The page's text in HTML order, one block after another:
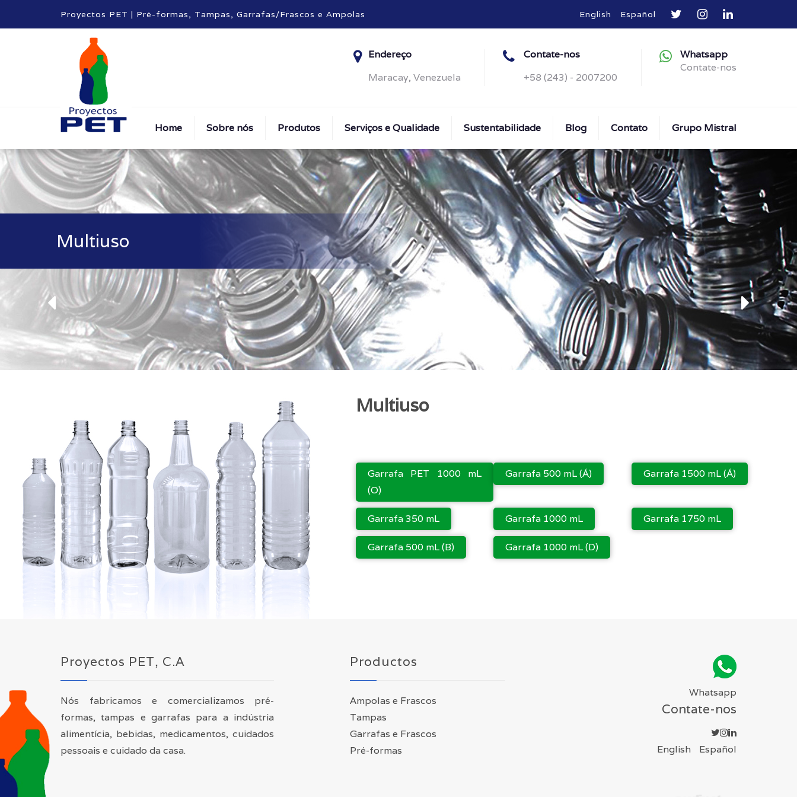
Proyectos PET | Pré-formas, Tampas, Garrafas/Frascos e Ampolas English Español
Endereço
Maracay, Venezuela
Contate-nos
+58 (243) - 2007200
Whatsapp
Contate-nos
Home Sobre nós Produtos Serviços e Qualidade Sustentabilidade Blog Contato Grupo Mistral
Multiuso
Multiuso
Garrafa PET 1000 mL
(O)
Garrafa 500 mL (Á) Garrafa 1500 mL (Á)
Garrafa 350 mL Garrafa 1000 mL Garrafa 1750 mL
Garrafa 500 mL (B) Garrafa 1000 mL (D)
Proyectos PET, C.A
Nós fabricamos e comercializamos pré-
formas, tampas e garrafas para a indústria
alimentícia, bebidas, medicamentos, cuidados
pessoais e cuidado da casa.
Productos
Ampolas e Frascos
Tampas
Garrafas e Frascos
Pré-formas
Whatsapp
Contate-nos
English Español